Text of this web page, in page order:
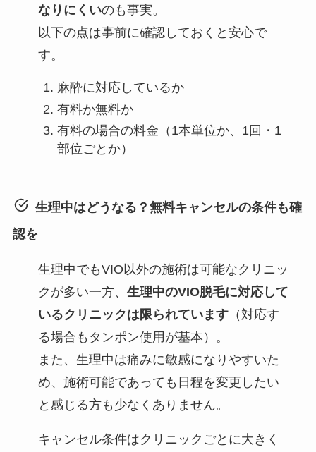
なりにくいのも事実。
以下の点は事前に確認しておくと安心で
す。
麻酔に対応しているか
有料か無料か
有料の場合の料金（1本単位か、1回・1
部位ごとか）
生理中はどうなる？無料キャンセルの条件も確
認を
生理中でもVIO以外の施術は可能なクリニッ
クが多い一方、 生理中のVIO脱毛に対応して
いるクリニックは限られています（対応す
る場合もタンポン使用が基本）。
また、生理中は痛みに敏感になりやすいた
め、施術可能であっても日程を変更したい
と感じる方も少なくありません。
キャンセル条件はクリニックごとに大きく